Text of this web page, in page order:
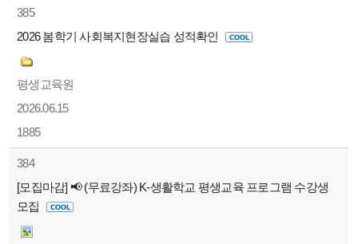
385
2026 봄학기 사회복지현장실습 성적확인
평생교육원
2026.06.15
1885
384
[모집마감] 📢 (무료강좌) K-생활학교 평생교육 프로그램 수강생
모집